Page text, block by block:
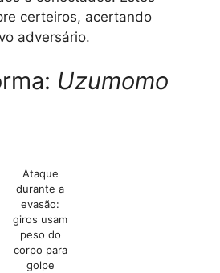
certeiros, acertando
adversário.
Uzumomo
Ataque
durante a
evasão:
giros usam
peso do
corpo para
golpe